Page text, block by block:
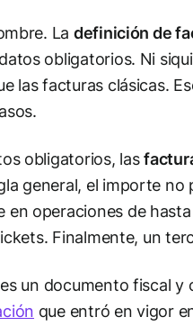
La definición de
obligatorios. Ni
las facturas clásicas.
obligatorios, las
general, el importe no
en operaciones de
Finalmente, un
un documento fiscal
que entró en vigor